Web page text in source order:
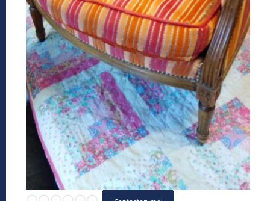
Slide 2 of 6.